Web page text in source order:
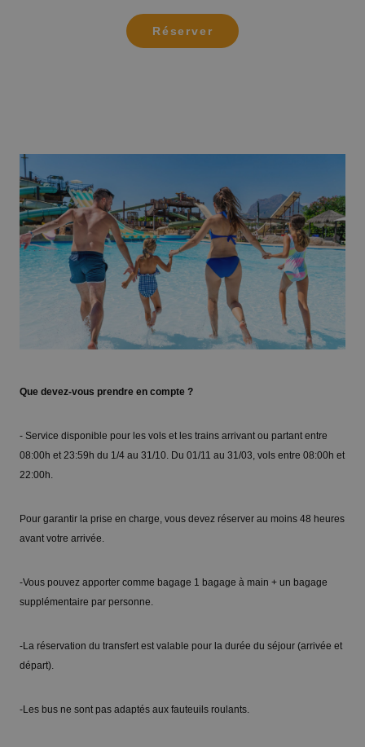
Réserver
Que devez-vous prendre en compte ?
- Service disponible pour les vols et les trains arrivant ou partant entre
08:00h et 23:59h du 1/4 au 31/10. Du 01/11 au 31/03, vols entre 08:00h et
22:00h.
Pour garantir la prise en charge, vous devez réserver au moins 48 heures
avant votre arrivée.
-Vous pouvez apporter comme bagage 1 bagage à main + un bagage
supplémentaire par personne.
-La réservation du transfert est valable pour la durée du séjour (arrivée et
départ).
-Les bus ne sont pas adaptés aux fauteuils roulants.